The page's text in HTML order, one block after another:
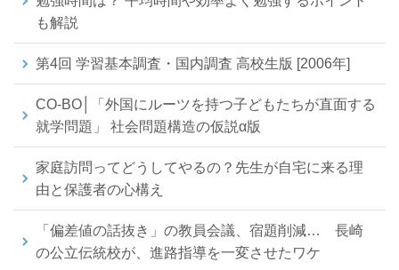
も解説
第4回 学習基本調査・国内調査 高校生版 [2006年]
CO-BO│「外国にルーツを持つ子どもたちが直面する
就学問題」 社会問題構造の仮説α版
家庭訪問ってどうしてやるの？先生が自宅に来る理
由と保護者の心構え
「偏差値の話抜き」の教員会議、宿題削減… 長崎
の公立伝統校が、進路指導を一変させたワケ